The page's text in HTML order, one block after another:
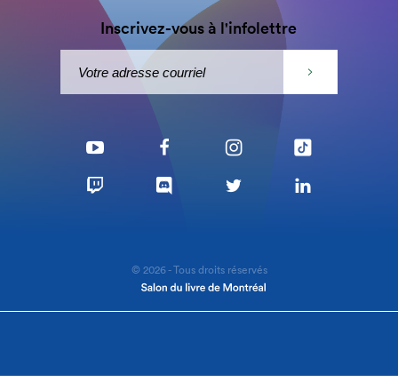
Inscrivez-vous à l'infolettre
© 2026 - Tous droits réservés